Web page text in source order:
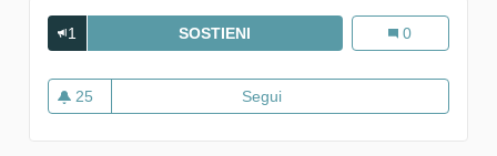
1 SOSTIENI L'ARMENTIZIA MODERNA
L'armentizia
0
25
25 sostenitori
Segui